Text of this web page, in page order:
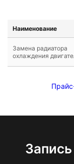
Наименование
Замена радиатора
охлаждения